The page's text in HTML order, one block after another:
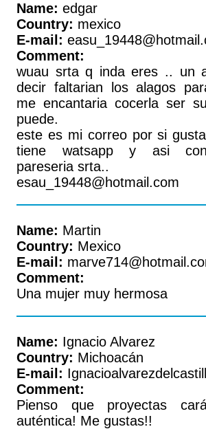
Name: edgar
Country: mexico
E-mail:
Comment:
wuau srta q inda eres .. un
decir faltarian los alagos
me encantaria cocerla ser
puede.
este es mi correo por si
tiene watsapp y asi
pareseria srta..
esau_19448@hotmail.com
Name: Martin
Country: Mexico
E-mail:
Comment:
Una mujer muy hermosa
Name: Ignacio Alvarez
Country: Michoacán
E-mail:
Comment:
Pienso que proyectas
auténtica! Me gustas!!